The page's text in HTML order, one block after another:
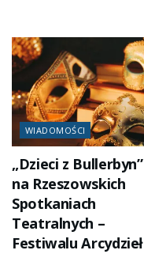
WIADOMOŚCI
„Dzieci z Bullerbyn”
na Rzeszowskich
Spotkaniach
Teatralnych –
Festiwalu Arcydzieł